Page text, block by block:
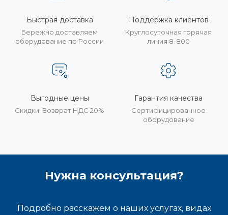
Быстрая доставка
Бережно доставляем
оборудование по России
Поддержка клиентов
Круглосуточная горячая
линия 8-800
Выгодные цены
Скидки. Возврат НДС 20%
Гарантия качества
Сертифицированное
оборудование
Нужна консультация?
Подробно расскажем о наших услугах, видах